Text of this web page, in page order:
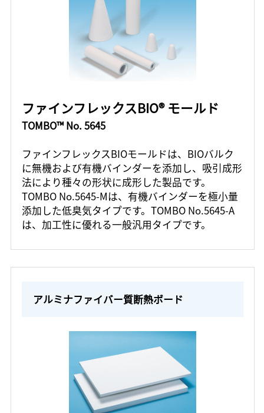
ファインフレックスBIO® モールド
TOMBO™ No. 5645
ファインフレックスBIOモールドは、BIOバルク
に無機および有機バインダーを添加し、吸引成形
法により種々の形状に成形した製品です。
TOMBO No.5645-Mは、有機バインダーを極小量
添加した低臭気タイプです。TOMBO No.5645-A
は、加工性に優れる一般汎用タイプです。
アルミナファイバー質断熱ボード